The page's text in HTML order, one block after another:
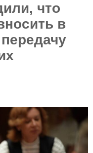
что
в